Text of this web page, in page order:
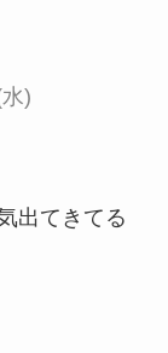
)
出てきてる